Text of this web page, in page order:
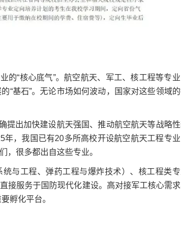
“核心底气”。航空航天、军工、核工程等专业
“基石”。无论市场如何波动，国家对这些领域
出加快建设航天强国、推动航空航天等战略
，我国已有20多所高校开设航空航天工程专业
，很多都出自这些专业。
与工程、弹药工程与爆炸技术）、核工程类
接服务于国防现代化建设。高对接军工核心需求
孵化平台。